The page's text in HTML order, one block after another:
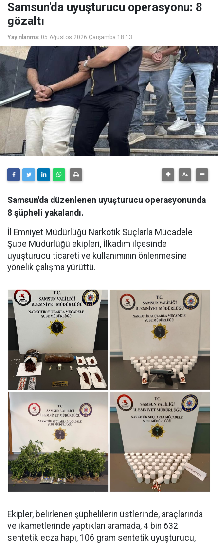
Samsun'da uyuşturucu operasyonu: 8
gözaltı
Yayınlanma: 05 Ağustos 2026 Çarşamba 18:13
Samsun'da düzenlenen uyuşturucu operasyonunda
8 şüpheli yakalandı.
İl Emniyet Müdürlüğü Narkotik Suçlarla Mücadele
Şube Müdürlüğü ekipleri, İlkadım ilçesinde
uyuşturucu ticareti ve kullanımının önlenmesine
yönelik çalışma yürüttü.
Ekipler, belirlenen şüphelilerin üstlerinde, araçlarında
ve ikametlerinde yaptıkları aramada, ⁠4 bin 632
sentetik ecza hapı, 106 gram sentetik uyuşturucu,